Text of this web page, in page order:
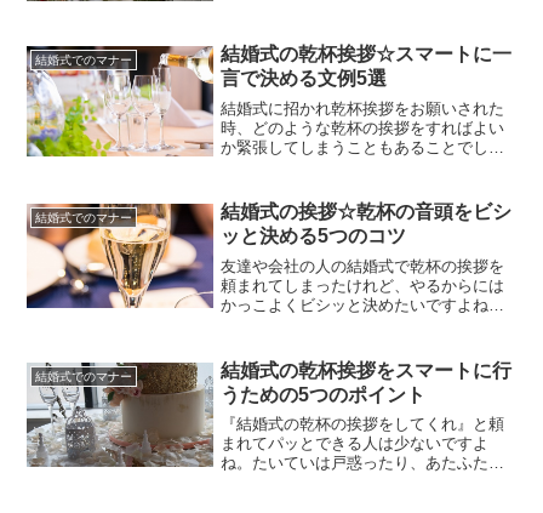
え、新郎と新婦にとっては人生の晴れ舞
台とも言える結婚式です。いつもの宴会
のようにはいきません。また、司会者が
紹介してくれたとしても、会場にはあ...
結婚式でのマナー
結婚式の乾杯挨拶☆スマートに一
言で決める文例5選
結婚式に招かれ乾杯挨拶をお願いされた
時、どのような乾杯の挨拶をすればよい
か緊張してしまうこともあることでしょ
ですよね。幸せに輝く結婚式は新郎新婦
の新しい門出の時。大役は喜んでお引き
受けするのがお二人への祝福と思いやり
になります。結婚式での乾杯挨拶は...
結婚式でのマナー
結婚式の挨拶☆乾杯の音頭をビシ
ッと決める5つのコツ
友達や会社の人の結婚式で乾杯の挨拶を
頼まれてしまったけれど、やるからには
かっこよくビシッと決めたいですよね。
ような準備をすればよいのかは、意外と
よく分からないものです。ダラダラと長
く挨拶をしてしまうと、間延びして会場
が変な空気に包まれますし、だから...
結婚式でのマナー
結婚式の乾杯挨拶をスマートに行
うための5つのポイント
『結婚式の乾杯の挨拶をしてくれ』と頼
まれてパッとできる人は少ないですよ
ね。たいていは戸惑ったり、あたふたし